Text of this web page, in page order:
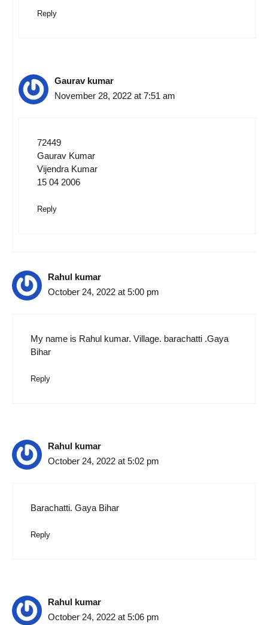
Reply
Gaurav kumar
November 28, 2022 at 7:51 am
72449
Gaurav Kumar
Vijendra Kumar
15 04 2006
Reply
Rahul kumar
October 24, 2022 at 5:00 pm
My name is Rahul kumar. Village. barachatti .Gaya
Bihar
Reply
Rahul kumar
October 24, 2022 at 5:02 pm
Barachatti. Gaya Bihar
Reply
Rahul kumar
October 24, 2022 at 5:06 pm